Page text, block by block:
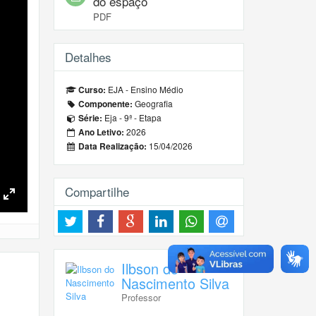
Fullscreen
PDF
Detalhes
Curso: EJA - Ensino Médio
Componente: Geografia
Série: Eja - 9ª - Etapa
Ano Letivo: 2026
Data Realização: 15/04/2026
Compartilhe
Ilbson do
Nascimento Silva
Professor